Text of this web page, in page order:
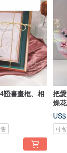
證書畫框、相
把
燥
康
可